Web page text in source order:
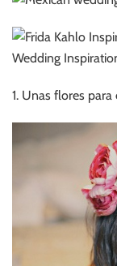
1. Unas flores para